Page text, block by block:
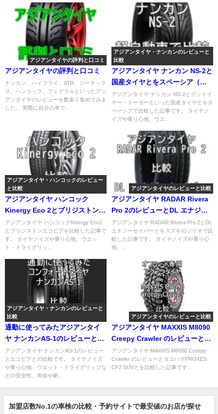
アジアンタイヤの評判と口コミ
アジアンタイヤの評判と口コミ
ナンカン、ハイフライ、ATR、ジーテック
ス、ハンコック、フェデラルといったアジ
アンタイヤのレビューを数多く集めてみま
した。 実際に自分の車で...
アジアンタイヤ・ナンカンのレビューと
比較
アジアンタイヤ ナンカン NS-2と
国産タイヤとをスペーシア（軽
自動車）で比較
アジアンタイヤ ナンカン NS-2とグッドイ
ヤー・トーヨーといった国産タイヤとをス
ペーシアで比較した記事です。 タイヤノ
イズや乗り心地、ウエ...
アジアンタイヤ・ハンコックのレビュー
と比較
アジアンタイヤ ハンコック
Kinergy Eco 2とブリジストンエ
コピアとの比較
アジアンタイヤ ハンコックKinergy Eco2
とブリジストンエコピアを比較した記事で
す。 タイヤノイズや乗り心地、ウエッ
ト・ドライグリッ...
アジアンタイヤのレビューと比較
アジアンタイヤ RADAR Rivera
Pro 2のレビューとDL エナジー
セイバーとの比較
アジアンタイヤ RADAR Rivera Pro 2とDL
エナジーセイバーとをスズキのソリオで比
較した記事です。 タイヤノイズや乗り心
地、...
アジアンタイヤ・ナンカンのレビューと
比較
通勤に使ってみたアジアンタイ
ヤ ナンカンAS-1のレビューとエ
コピアとの比較
アジアンタイヤ ナンカンAS-1のレビュー
とエコピアとの比較です。 タイヤノイズ
や乗り心地、ウエット・ドライグリップな
どの安全性、寿命や耐...
アジアンタイヤのレビューと比較
アジアンタイヤ MAXXIS M8090
Creepy Crawler のレビューと
PROXES CF2 SUVとの比較
アジアンタイヤ MAXXIS M8090 Creepy
Crawler のレビューとヨコハマPROXES
CF2 SUVとを比較した記事です...
加盟店数No.1の車検の比較・予約サイトで最安値のお店が探せ